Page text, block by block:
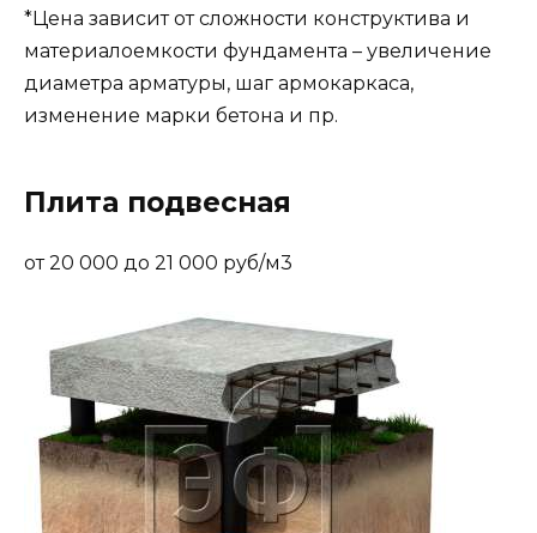
*Цена зависит от сложности конструктива и
материалоемкости фундамента – увеличение
диаметра арматуры, шаг армокаркаса,
изменение марки бетона и пр.
Плита подвесная
от 20 000 до 21 000 руб/м3